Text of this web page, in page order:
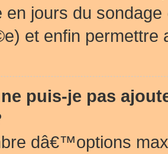
en jours du
et enfin permettre
puis-je pas
dâ€™options